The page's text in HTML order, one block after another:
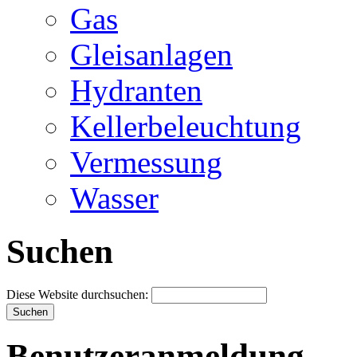
Gas
Gleisanlagen
Hydranten
Kellerbeleuchtung
Vermessung
Wasser
Suchen
Diese Website durchsuchen: